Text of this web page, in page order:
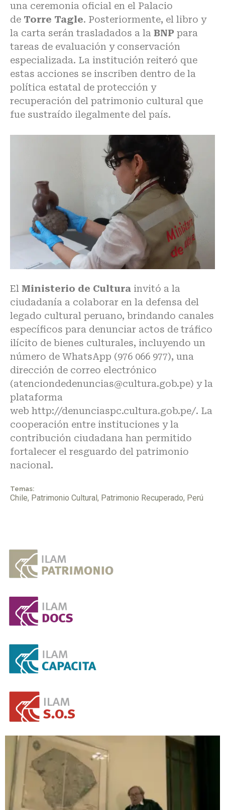
una ceremonia oficial en el Palacio
de Torre Tagle. Posteriormente, el libro y
la carta serán trasladados a la BNP para
tareas de evaluación y conservación
especializada. La institución reiteró que
estas acciones se inscriben dentro de la
política estatal de protección y
recuperación del patrimonio cultural que
fue sustraído ilegalmente del país.
El Ministerio de Cultura invitó a la
ciudadanía a colaborar en la defensa del
legado cultural peruano, brindando canales
específicos para denunciar actos de tráfico
ilícito de bienes culturales, incluyendo un
número de WhatsApp (976 066 977), una
dirección de correo electrónico
(atenciondedenuncias@cultura.gob.pe) y la
plataforma
web http://denunciaspc.cultura.gob.pe/. La
cooperación entre instituciones y la
contribución ciudadana han permitido
fortalecer el resguardo del patrimonio
nacional.
Temas:
Chile, Patrimonio Cultural, Patrimonio Recuperado, Perú